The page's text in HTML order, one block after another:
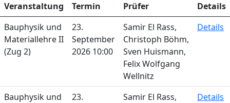
Veranstaltung Termin Prüfer
Details
Bauphysik und
Materiallehre II
(Zug 2)
23.
September
2026 10:00
Samir El Rass,
Christoph Böhm,
Sven Huismann,
Felix Wolfgang
Wellnitz
Details
Bauphysik und
23.
Samir El Rass,
Details